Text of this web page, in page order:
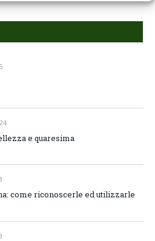
e quaresima
come riconoscerle ed utilizzarle